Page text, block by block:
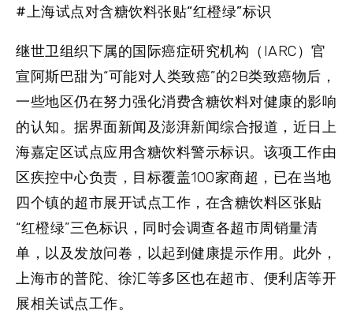
#上海试点对含糖饮料张贴“红橙绿”标识
继世卫组织下属的国际癌症研究机构（IARC）官
宣阿斯巴甜为“可能对人类致癌”的2B类致癌物后，
一些地区仍在努力强化消费含糖饮料对健康的影响
的认知。据界面新闻及澎湃新闻综合报道，近日上
海嘉定区试点应用含糖饮料警示标识。该项工作由
区疾控中心负责，目标覆盖100家商超，已在当地
四个镇的超市展开试点工作，在含糖饮料区张贴
“红橙绿”三色标识，同时会调查各超市周销量清
单，以及发放问卷，以起到健康提示作用。此外，
上海市的普陀、徐汇等多区也在超市、便利店等开
展相关试点工作。